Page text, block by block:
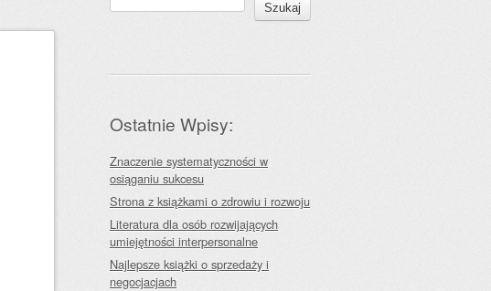
Szukaj
Ostatnie Wpisy:
Znaczenie systematyczności w
osiąganiu sukcesu
Strona z książkami o zdrowiu i rozwoju
Literatura dla osób rozwijających
umiejętności interpersonalne
Najlepsze książki o sprzedaży i
negocjacjach